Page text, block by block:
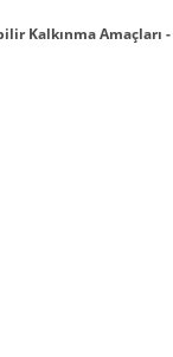
Kalkınma Amaçları -